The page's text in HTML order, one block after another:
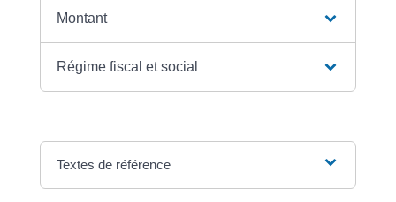
Montant
Régime fiscal et social
Textes de référence